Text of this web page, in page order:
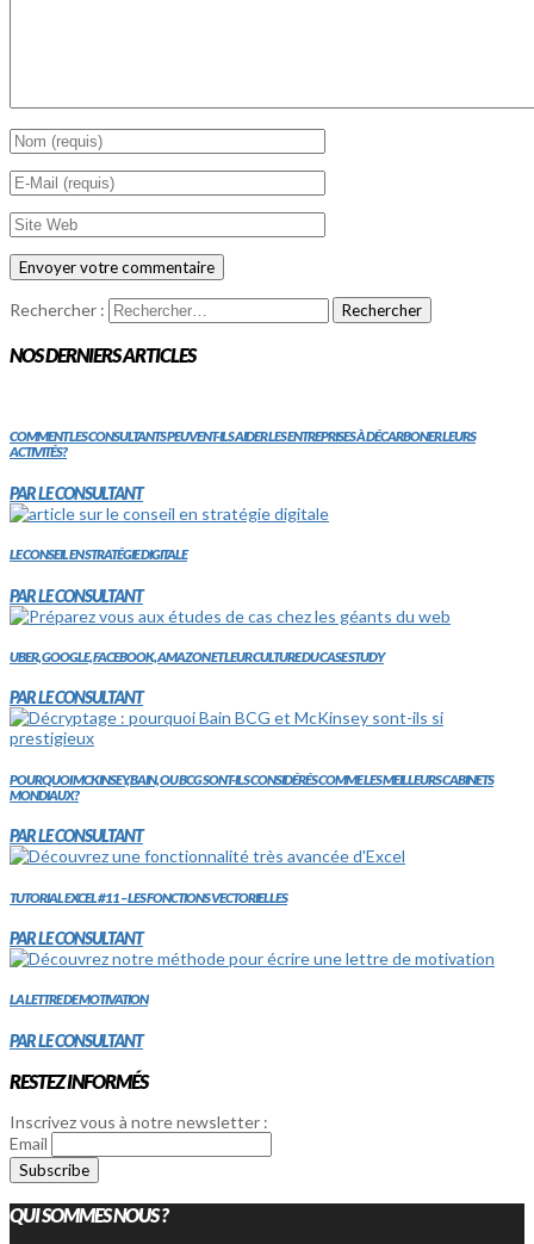
Rechercher :
NOS DERNIERS ARTICLES
COMMENT LES CONSULTANTS PEUVENT-ILS AIDER LES ENTREPRISES À DÉCARBONER LEURS
ACTIVITÉS?
PAR LE CONSULTANT
LE CONSEIL EN STRATÉGIE DIGITALE
PAR LE CONSULTANT
UBER, GOOGLE, FACEBOOK, AMAZON ET LEUR CULTURE DU CASE STUDY
PAR LE CONSULTANT
POURQUOI MCKINSEY, BAIN, OU BCG SONT-ILS CONSIDÉRÉS COMME LES MEILLEURS CABINETS
MONDIAUX?
PAR LE CONSULTANT
TUTORIAL EXCEL #11 – LES FONCTIONS VECTORIELLES
PAR LE CONSULTANT
LA LETTRE DE MOTIVATION
PAR LE CONSULTANT
RESTEZ INFORMÉS
Inscrivez vous à notre newsletter :
Email
QUI SOMMES NOUS ?